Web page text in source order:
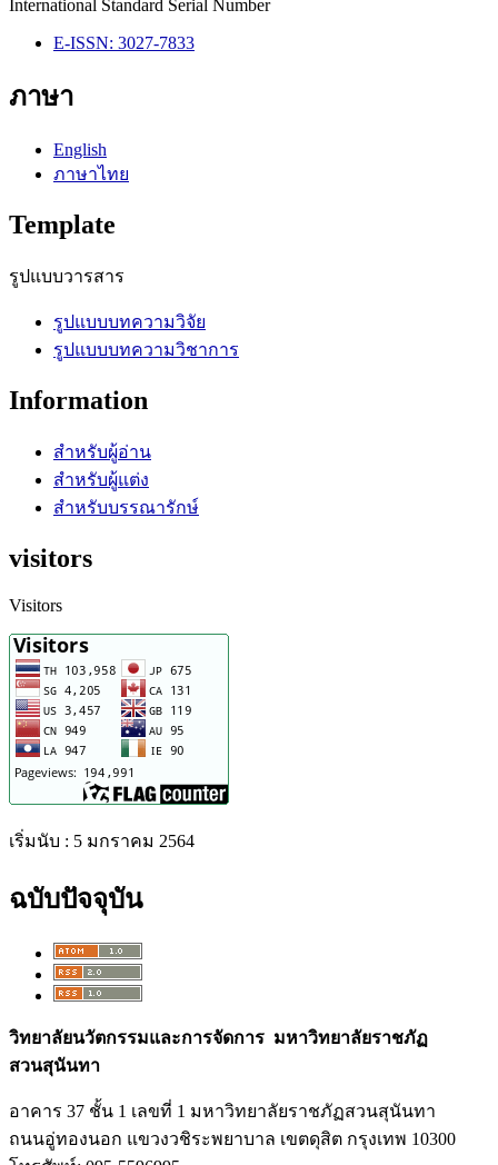
International Standard Serial Number
E-ISSN: 3027-7833
ภาษา
English
ภาษาไทย
Template
รูปแบบวารสาร
รูปแบบบทความวิจัย
รูปแบบบทความวิชาการ
Information
สำหรับผู้อ่าน
สำหรับผู้แต่ง
สำหรับบรรณารักษ์
visitors
Visitors
เริ่มนับ : 5 มกราคม 2564
ฉบับปัจจุบัน
วิทยาลัยนวัตกรรมและการจัดการ มหาวิทยาลัยราชภัฏ
สวนสุนันทา
อาคาร 37 ชั้น 1 เลขที่ 1 มหาวิทยาลัยราชภัฏสวนสุนันทา
ถนนอู่ทองนอก แขวงวชิระพยาบาล เขตดุสิต กรุงเทพ 10300